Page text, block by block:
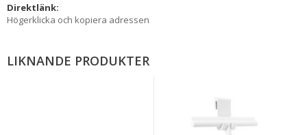
Direktlänk:
Högerklicka och kopiera adressen
LIKNANDE PRODUKTER